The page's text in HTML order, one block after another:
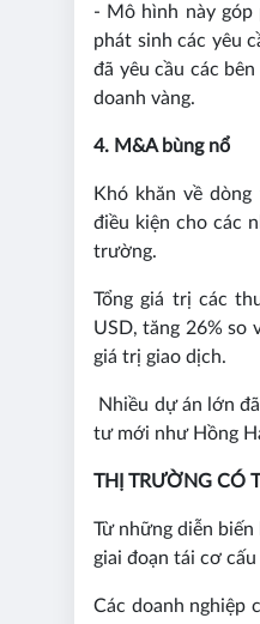
- Mô hình này góp
phát sinh các yêu
đã yêu cầu các
doanh vàng.
4. M&A bùng nổ
Khó khăn về
điều kiện cho các
trường.
Tổng giá trị các
USD, tăng 26% so
giá trị giao dịch.
Nhiều dự án lớn
tư mới như Hồng
THỊ TRƯỜNG CÓ
Từ những diễn
giai đoạn tái cơ cấu
Các doanh nghiệp